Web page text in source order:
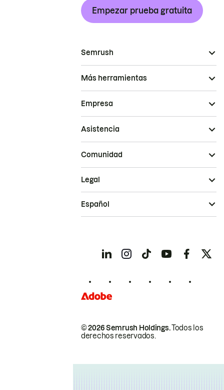
Empezar prueba gratuita
Semrush
Más herramientas
Empresa
Asistencia
Comunidad
© 2026 Semrush Holdings.Todos los
derechos reservados.
Legal
Español